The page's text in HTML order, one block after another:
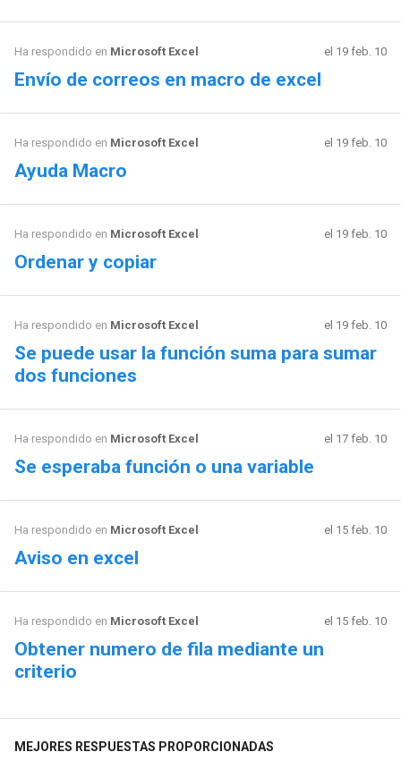
Ha respondido en Microsoft Excel el 19 feb. 10
Envío de correos en macro de excel
Ha respondido en Microsoft Excel el 19 feb. 10
Ayuda Macro
Ha respondido en Microsoft Excel el 19 feb. 10
Ordenar y copiar
Ha respondido en Microsoft Excel el 19 feb. 10
Se puede usar la función suma para sumar
dos funciones
Ha respondido en Microsoft Excel el 17 feb. 10
Se esperaba función o una variable
Ha respondido en Microsoft Excel el 15 feb. 10
Aviso en excel
Ha respondido en Microsoft Excel el 15 feb. 10
Obtener numero de fila mediante un
criterio
MEJORES RESPUESTAS PROPORCIONADAS